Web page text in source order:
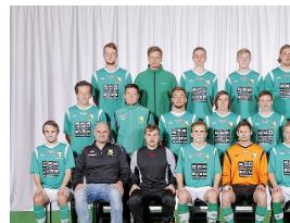
KONTAKT
MATCHER
MARATONTABELL